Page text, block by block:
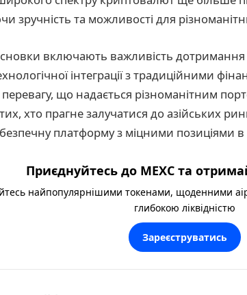
зручність та можливості для
включають важливість дотримання
інтеграції з традиційними
перевагу, що надається різноманітним
хто прагне залучатися до азійських
платформу з міцними позиціями в
Приєднуйтесь до MEXC та
найпопулярнішими токенами, щоденними
глибокою ліквідністю
Зареєструватись